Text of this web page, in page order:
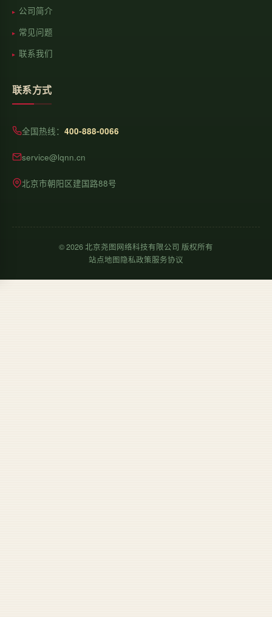
公司简介
常见问题
联系我们
联系方式
全国热线： 400-888-0066
service@lqnn.cn
北京市朝阳区建国路88号
©2026北京尧图网络科技有限公司 版权所有
站点地图隐私政策服务协议